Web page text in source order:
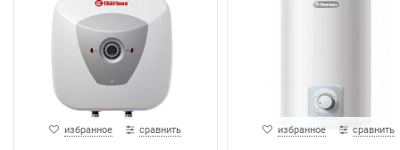
избранное сравнить избранное сравнить